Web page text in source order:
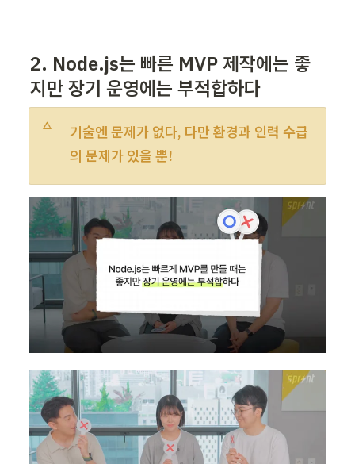
2. Node.js는 빠른 MVP 제작에는 좋
지만 장기 운영에는 부적합하다
기술엔 문제가 없다, 다만 환경과 인력 수급
의 문제가 있을 뿐!